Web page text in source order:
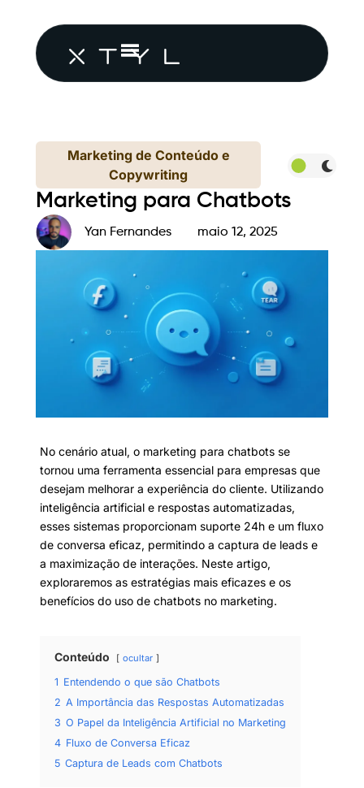
Marketing de Conteúdo e
Copywriting
Marketing para Chatbots
Yan Fernandes maio 12, 2025
No cenário atual, o marketing para chatbots se
tornou uma ferramenta essencial para empresas que
desejam melhorar a experiência do cliente. Utilizando
inteligência artificial e respostas automatizadas,
esses sistemas proporcionam suporte 24h e um fluxo
de conversa eficaz, permitindo a captura de leads e
a maximização de interações. Neste artigo,
exploraremos as estratégias mais eficazes e os
benefícios do uso de chatbots no marketing.
Conteúdo ocultar
1 Entendendo o que são Chatbots
2 A Importância das Respostas Automatizadas
3 O Papel da Inteligência Artificial no Marketing
4 Fluxo de Conversa Eficaz
5 Captura de Leads com Chatbots